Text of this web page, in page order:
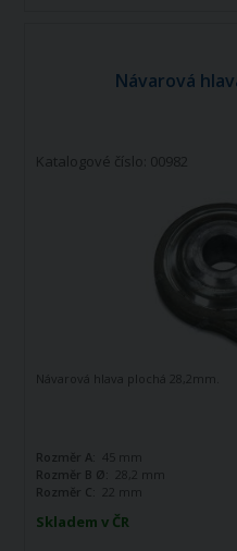
Návarová
Katalogové číslo: 00982
Skladem v ČR
Návarová hlava plochá 28,2mm.
Rozměr A:
45 mm
Rozměr B Ø:
28,2 mm
Rozměr C:
22 mm